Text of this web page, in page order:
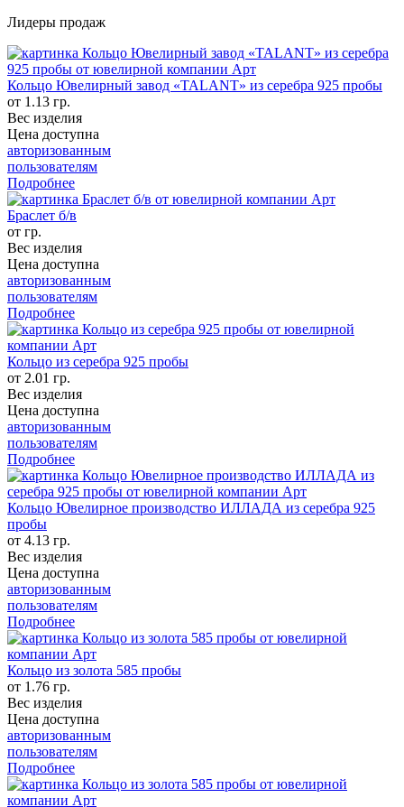
Лидеры продаж
Кольцо Ювелирный завод «TALANT» из серебра 925 пробы
от 1.13 гр.
Вес изделия
Цена доступна
авторизованным
пользователям
Подробнее
Браслет б/в
от гр.
Вес изделия
Цена доступна
авторизованным
пользователям
Подробнее
Кольцо из серебра 925 пробы
от 2.01 гр.
Вес изделия
Цена доступна
авторизованным
пользователям
Подробнее
Кольцо Ювелирное производство ИЛЛАДА из серебра 925
пробы
от 4.13 гр.
Вес изделия
Цена доступна
авторизованным
пользователям
Подробнее
Кольцо из золота 585 пробы
от 1.76 гр.
Вес изделия
Цена доступна
авторизованным
пользователям
Подробнее